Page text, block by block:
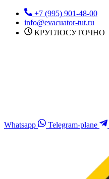
Перейти
содержимому
+7 (995) 901-48-00
info@evacuator-tut.ru
КРУГЛОСУТОЧНО
Whatsapp Telegram-plane